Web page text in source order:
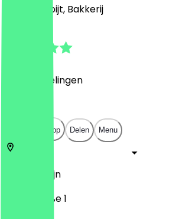
Café, Ontbijt, Bakkerij
Beoordelingen
Open in app Delen Menu
Berlijn
Saalestraße 1